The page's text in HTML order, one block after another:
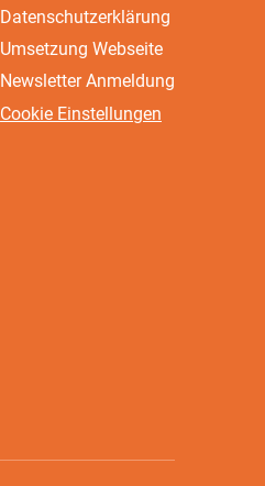
Datenschutzerklärung
Umsetzung Webseite
Newsletter Anmeldung
Cookie Einstellungen